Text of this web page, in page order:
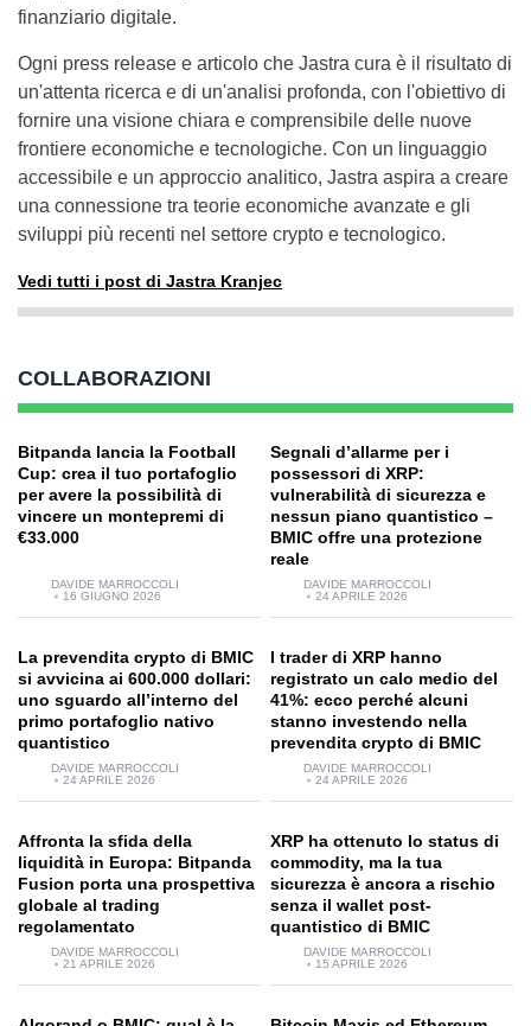
finanziario digitale.
Ogni press release e articolo che Jastra cura è il risultato di
un'attenta ricerca e di un'analisi profonda, con l'obiettivo di
fornire una visione chiara e comprensibile delle nuove
frontiere economiche e tecnologiche. Con un linguaggio
accessibile e un approccio analitico, Jastra aspira a creare
una connessione tra teorie economiche avanzate e gli
sviluppi più recenti nel settore crypto e tecnologico.
Vedi tutti i post di Jastra Kranjec
COLLABORAZIONI
Bitpanda lancia la Football
Cup: crea il tuo portafoglio
per avere la possibilità di
vincere un montepremi di
€33.000
DAVIDE MARROCCOLI
16 GIUGNO 2026
Segnali d’allarme per i
possessori di XRP:
vulnerabilità di sicurezza e
nessun piano quantistico –
BMIC offre una protezione
reale
DAVIDE MARROCCOLI
24 APRILE 2026
La prevendita crypto di BMIC
si avvicina ai 600.000 dollari:
uno sguardo all’interno del
primo portafoglio nativo
quantistico
DAVIDE MARROCCOLI
24 APRILE 2026
I trader di XRP hanno
registrato un calo medio del
41%: ecco perché alcuni
stanno investendo nella
prevendita crypto di BMIC
DAVIDE MARROCCOLI
24 APRILE 2026
Affronta la sfida della
liquidità in Europa: Bitpanda
Fusion porta una prospettiva
globale al trading
regolamentato
DAVIDE MARROCCOLI
21 APRILE 2026
XRP ha ottenuto lo status di
commodity, ma la tua
sicurezza è ancora a rischio
senza il wallet post-
quantistico di BMIC
DAVIDE MARROCCOLI
15 APRILE 2026